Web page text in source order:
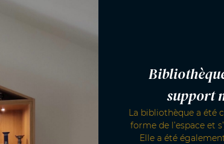
support
La bibliothèque a été
forme de l’espace et
Elle a été